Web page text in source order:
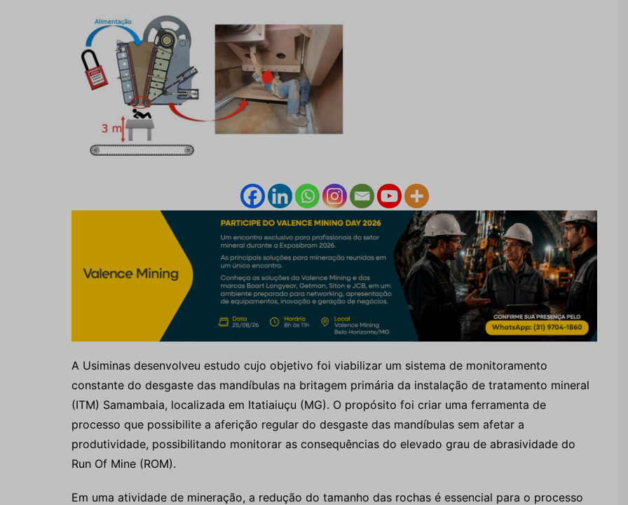
A Usiminas desenvolveu estudo cujo objetivo foi viabilizar um sistema de monitoramento
constante do desgaste das mandíbulas na britagem primária da instalação de tratamento mineral
(ITM) Samambaia, localizada em Itatiaiuçu (MG). O propósito foi criar uma ferramenta de
processo que possibilite a aferição regular do desgaste das mandíbulas sem afetar a
produtividade, possibilitando monitorar as consequências do elevado grau de abrasividade do
Run Of Mine (ROM).
Em uma atividade de mineração, a redução do tamanho das rochas é essencial para o processo